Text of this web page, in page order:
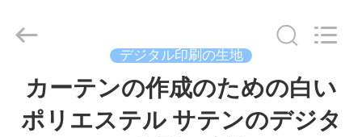
ー
2015
Supplier
デジタル印刷の生地
カーテンの作成のための白い
ポリエステル サテンのデジタ